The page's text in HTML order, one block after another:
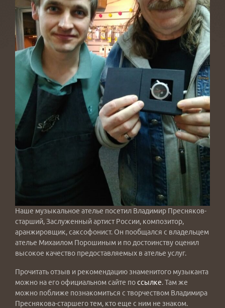
Наше музыкальное ателье посетил Владимир Пресняков-
старший, Заслуженный артист России, композитор,
аранжировщик, саксофонист. Он пообщался с владельцем
ателье Михаилом Порошиным и по достоинству оценил
высокое качество предоставляемых в ателье услуг.
Прочитать отзыв и рекомендацию знаменитого музыканта
можно на его официальном сайте поссылке. Там же
можно поближе познакомиться с творчеством Владимира
Преснякова-старшего тем, кто еще с ним не знаком.